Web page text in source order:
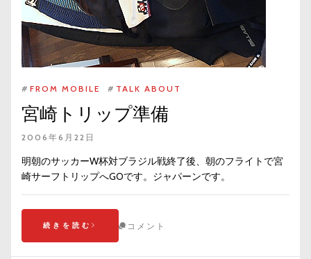
# FROM MOBILE # TALK ABOUT
宮崎トリップ準備
2006年6月22日
明朝のサッカーW杯対ブラジル戦終了後、朝のフライトで宮
崎サーフトリップへGOです。ジャパーンです。
続きを読む コメント